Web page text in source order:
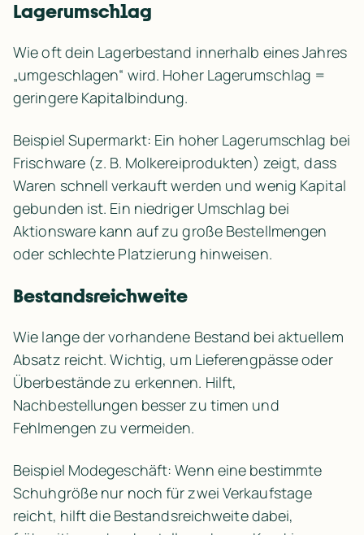
Lagerumschlag
Wie oft dein Lagerbestand innerhalb eines Jahres
„umgeschlagen“ wird. Hoher Lagerumschlag =
geringere Kapitalbindung.
Beispiel Supermarkt: Ein hoher Lagerumschlag bei
Frischware (z. B. Molkereiprodukten) zeigt, dass
Waren schnell verkauft werden und wenig Kapital
gebunden ist. Ein niedriger Umschlag bei
Aktionsware kann auf zu große Bestellmengen
oder schlechte Platzierung hinweisen.
Bestandsreichweite
Wie lange der vorhandene Bestand bei aktuellem
Absatz reicht. Wichtig, um Lieferengpässe oder
Überbestände zu erkennen. Hilft,
Nachbestellungen besser zu timen und
Fehlmengen zu vermeiden.
Beispiel Modegeschäft: Wenn eine bestimmte
Schuhgröße nur noch für zwei Verkaufstage
reicht, hilft die Bestandsreichweite dabei,